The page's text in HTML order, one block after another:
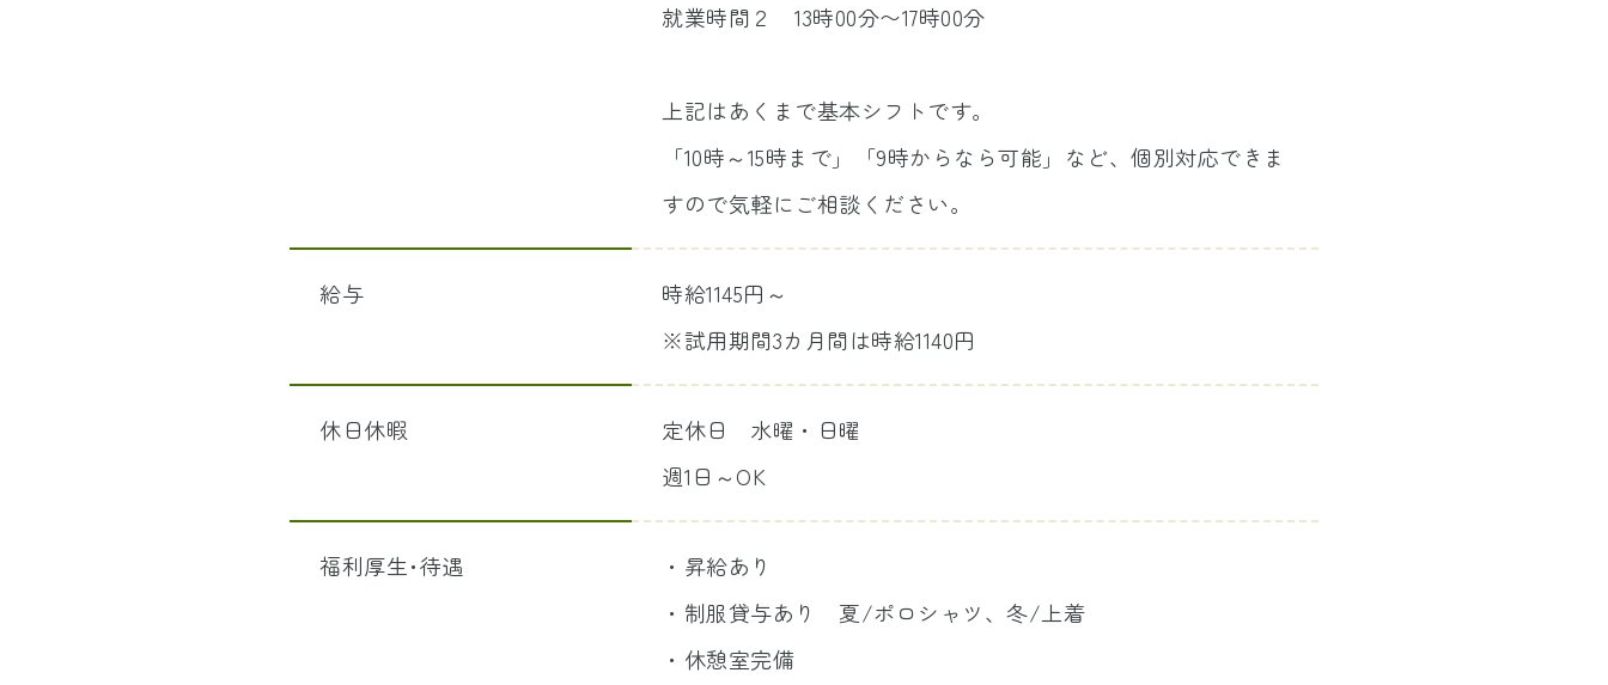
就業時間２ 13時00分〜17時00分
上記はあくまで基本シフトです。
「10時～15時まで」「9時からなら可能」など、個別対応できま
すので気軽にご相談ください。
給与
時給1145円～
※試用期間3カ月間は時給1140円
休日休暇
定休日 水曜・日曜
週1日～OK
福利厚生･待遇
・昇給あり
・制服貸与あり 夏/ポロシャツ、冬/上着
・休憩室完備